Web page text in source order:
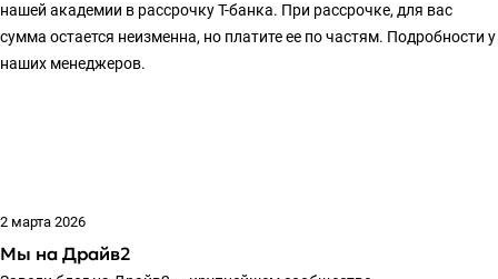
нашей академии в рассрочку Т-банка. При рассрочке, для вас
сумма остается неизменна, но платите ее по частям. Подробности у
наших менеджеров.
2 марта 2026
Мы на Драйв2